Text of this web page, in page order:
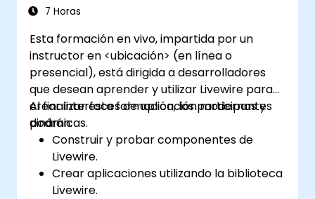
7 Horas
Esta formación en vivo, impartida por un
instructor en <ubicación> (en línea o
presencial), está dirigida a desarrolladores
que desean aprender y utilizar Livewire para
crear interfaces de aplicación modernas y
dinámicas.
Al finalizar esta formación, los participantes
podrán:
Construir y probar componentes de
Livewire.
Crear aplicaciones utilizando la biblioteca
Livewire.